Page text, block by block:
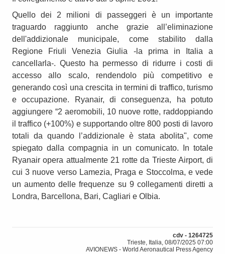
Quello dei 2 milioni di passeggeri è un importante
traguardo raggiunto anche grazie all’eliminazione
dell'addizionale municipale, come stabilito dalla
Regione Friuli Venezia Giulia -la prima in Italia a
cancellarla-. Questo ha permesso di ridurre i costi di
accesso allo scalo, rendendolo più competitivo e
generando così una crescita in termini di traffico, turismo
e occupazione. Ryanair, di conseguenza, ha potuto
aggiungere “2 aeromobili, 10 nuove rotte, raddoppiando
il traffico (+100%) e supportando oltre 800 posti di lavoro
totali da quando l’addizionale è stata abolita", come
spiegato dalla compagnia in un comunicato. In totale
Ryanair opera attualmente 21 rotte da Trieste Airport, di
cui 3 nuove verso Lamezia, Praga e Stoccolma, e vede
un aumento delle frequenze su 9 collegamenti diretti a
Londra, Barcellona, Bari, Cagliari e Olbia.
cdv - 1264725
Trieste, Italia, 08/07/2025 07:00
AVIONEWS - World Aeronautical Press Agency